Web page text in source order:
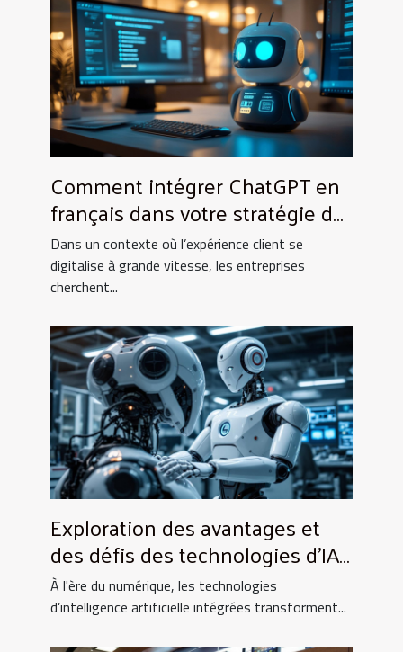
Comment intégrer ChatGPT en
français dans votre stratégie de
service client ?
Dans un contexte où l’expérience client se
digitalise à grande vitesse, les entreprises
cherchent...
Exploration des avantages et
des défis des technologies d'IA
intégrées
À l'ère du numérique, les technologies
d’intelligence artificielle intégrées transforment...